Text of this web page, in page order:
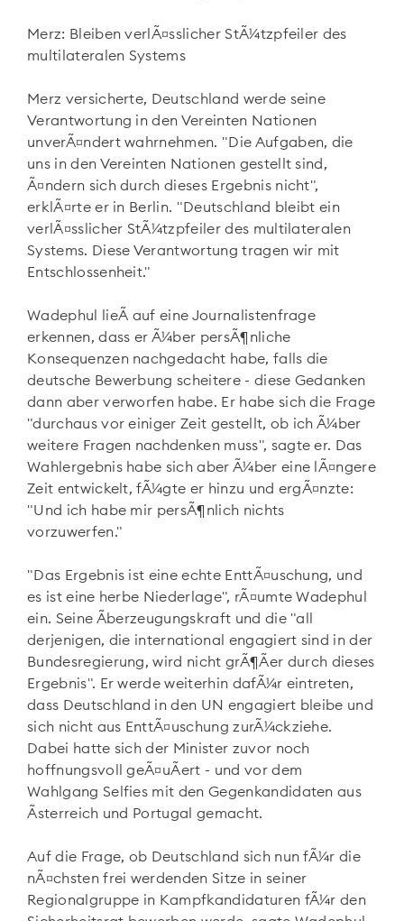
Merz: Bleiben verlÃ¤sslicher StÃ¼tzpfeiler des
multilateralen Systems
Merz versicherte, Deutschland werde seine
Verantwortung in den Vereinten Nationen
unverÃ¤ndert wahrnehmen. "Die Aufgaben, die
uns in den Vereinten Nationen gestellt sind,
Ã¤ndern sich durch dieses Ergebnis nicht",
erklÃ¤rte er in Berlin. "Deutschland bleibt ein
verlÃ¤sslicher StÃ¼tzpfeiler des multilateralen
Systems. Diese Verantwortung tragen wir mit
Entschlossenheit."
Wadephul lieÃ auf eine Journalistenfrage
erkennen, dass er Ã¼ber persÃ¶nliche
Konsequenzen nachgedacht habe, falls die
deutsche Bewerbung scheitere - diese Gedanken
dann aber verworfen habe. Er habe sich die Frage
"durchaus vor einiger Zeit gestellt, ob ich Ã¼ber
weitere Fragen nachdenken muss", sagte er. Das
Wahlergebnis habe sich aber Ã¼ber eine lÃ¤ngere
Zeit entwickelt, fÃ¼gte er hinzu und ergÃ¤nzte:
"Und ich habe mir persÃ¶nlich nichts
vorzuwerfen."
"Das Ergebnis ist eine echte EnttÃ¤uschung, und
es ist eine herbe Niederlage", rÃ¤umte Wadephul
ein. Seine Ãberzeugungskraft und die "all
derjenigen, die international engagiert sind in der
Bundesregierung, wird nicht grÃ¶Ãer durch dieses
Ergebnis". Er werde weiterhin dafÃ¼r eintreten,
dass Deutschland in den UN engagiert bleibe und
sich nicht aus EnttÃ¤uschung zurÃ¼ckziehe.
Dabei hatte sich der Minister zuvor noch
hoffnungsvoll geÃ¤uÃert - und vor dem
Wahlgang Selfies mit den Gegenkandidaten aus
Ãsterreich und Portugal gemacht.
Auf die Frage, ob Deutschland sich nun fÃ¼r die
nÃ¤chsten frei werdenden Sitze in seiner
Regionalgruppe in Kampfkandidaturen fÃ¼r den